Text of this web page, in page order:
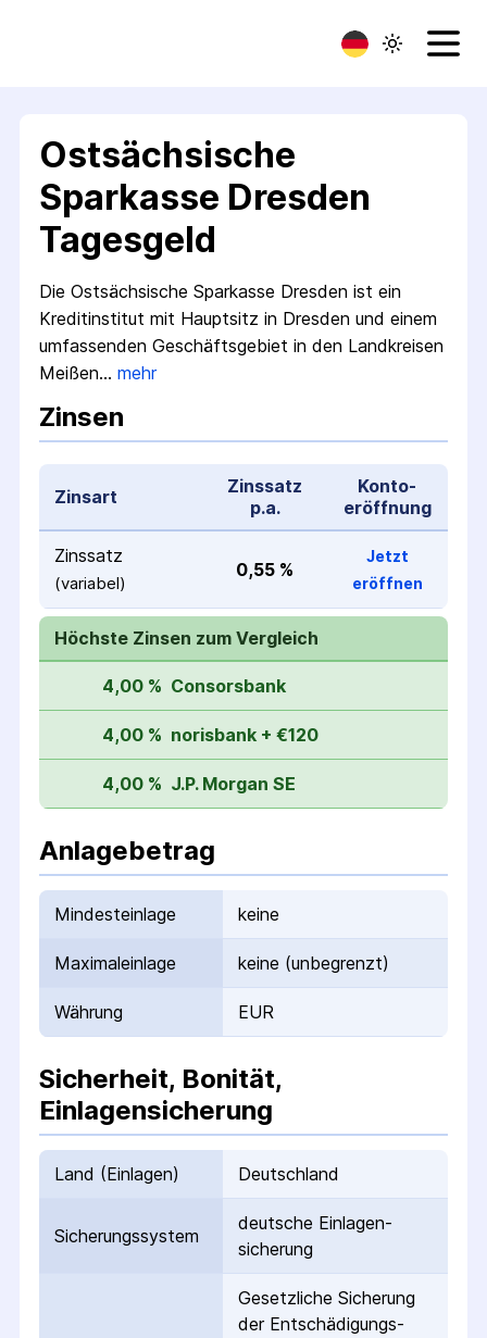
Ostsächsische
Sparkasse Dresden
Tagesgeld
Die Ostsächsische Sparkasse Dresden ist ein
Kredit­institut mit Hauptsitz in Dresden und einem
umfassenden Geschäfts­gebiet in den Landkreisen
Meißen… mehr
Zinsen
Zinsart
Zinssatz
p.a.
Konto­
eröffnung
Zinssatz
(variabel)
0,55 %
Jetzt
eröffnen
Höchste Zinsen zum Vergleich
4,00 % Consorsbank
4,00 % norisbank + €120
4,00 % J.P. Morgan SE
Anlagebetrag
Mindesteinlage keine
Maximaleinlage keine (unbegrenzt)
Währung EUR
Sicherheit, Bonität,
Einlagensicherung
Land (Einlagen) Deutschland
Sicherungs­system
deutsche Einlagen­
sicherung
Gesetzliche Sicherung
der Entschädigungs­